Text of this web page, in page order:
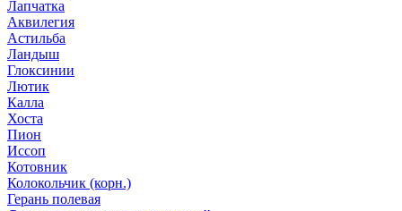
Лапчатка
Аквилегия
Астильба
Ландыш
Глоксинии
Лютик
Калла
Хоста
Пион
Иссоп
Котовник
Колокольчик (корн.)
Герань полевая